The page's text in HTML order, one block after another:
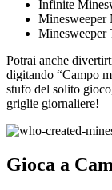
Infinite
Minesweeper
Minesweeper
Potrai anche
digitando “Campo
stufo del solito
griglie giornaliere!
Gioca a